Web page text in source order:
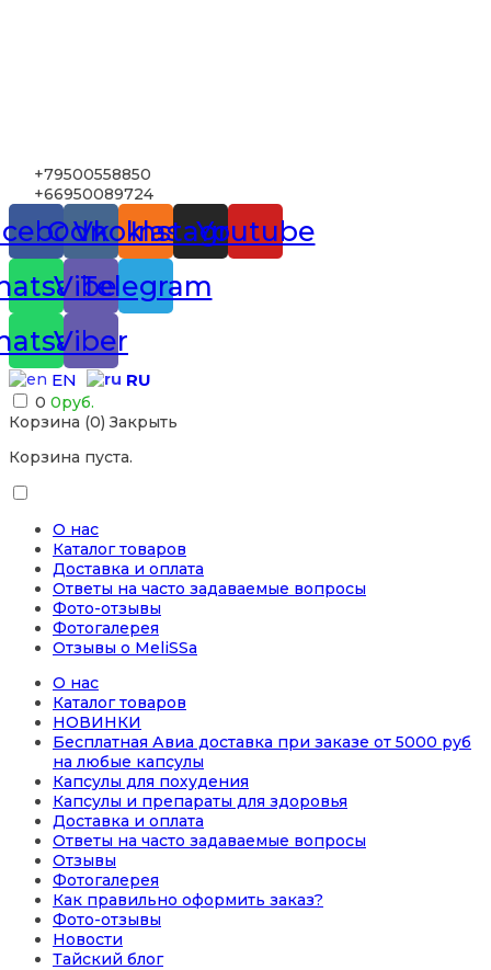
+79500558850
+66950089724
Vk
Odnoklassniki
Instagram
Youtube
Viber
Telegram
Viber
EN RU
0 0руб.
Корзина (0) Закрыть
Корзина пуста.
О нас
Каталог товаров
Доставка и оплата
Ответы на часто задаваемые вопросы
Фото-отзывы
Фотогалерея
Отзывы о MeliSSa
О нас
Каталог товаров
НОВИНКИ
Бесплатная Авиа доставка при заказе от 5000 руб
на любые капсулы
Капсулы для похудения
Капсулы и препараты для здоровья
Доставка и оплата
Ответы на часто задаваемые вопросы
Отзывы
Фотогалерея
Как правильно оформить заказ?
Фото-отзывы
Новости
Тайский блог